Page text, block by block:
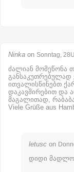
Ninka on Sonntag,
ძალიან მომეწონა
განსაკუთრებულად
ითვალისწინებთ
დაკავშირებით და
მაგალითად,
Viele Grüße aus
letusc on
დიდი